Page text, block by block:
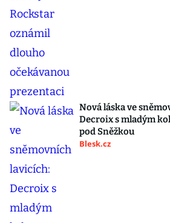
Nová láska ve
Decroix s mladým
pod Sněžkou
Blesk.cz